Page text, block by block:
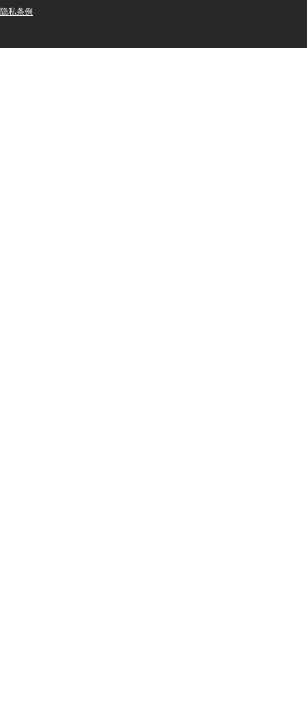
隐私条例